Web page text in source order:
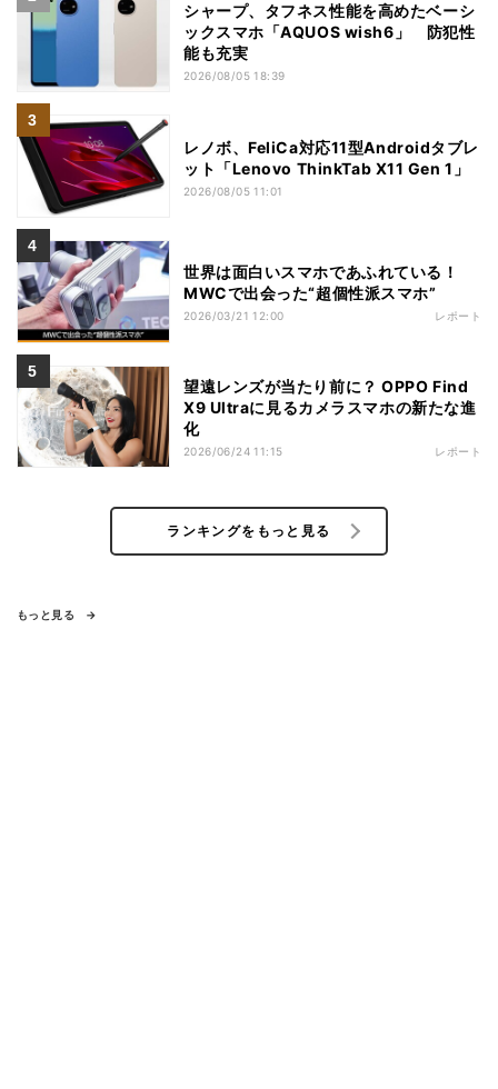
シャープ、タフネス性能を高めたベーシ
ックスマホ「AQUOS wish6」 防犯性
能も充実
2026/08/05 18:39
レノボ、FeliCa対応11型Androidタブレ
ット「Lenovo ThinkTab X11 Gen 1」
2026/08/05 11:01
世界は面白いスマホであふれている！
MWCで出会った“超個性派スマホ”
2026/03/21 12:00 レポート
望遠レンズが当たり前に？ OPPO Find
X9 Ultraに見るカメラスマホの新たな進
化
2026/06/24 11:15 レポート
ランキングをもっと見る
もっと見る